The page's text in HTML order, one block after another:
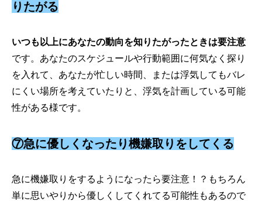
りたがる
いつも以上にあなたの動向を知りたがったときは要注意
です。あなたのスケジュールや行動範囲に何気なく探り
を入れて、あなたが忙しい時間、または浮気してもバレ
にくい場所を考えていたりと、浮気を計画している可能
性がある様です。
⑦急に優しくなったり機嫌取りをしてくる
急に機嫌取りをするようになったら要注意！？もちろん
単に思いやりから優しくしてくれてる可能性もあるので